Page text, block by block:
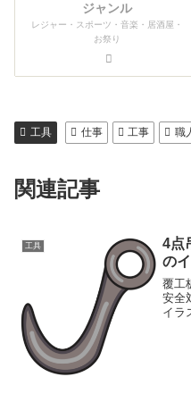
ジャンル
レジャー・スポーツ・音楽・居酒屋・
お祭り
工具 仕事 工事 職
関連記事
工具
4点
の
覆工
安全
イラ